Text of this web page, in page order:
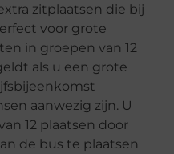
zitplaatsen die bij
voor grote
in groepen van 12
als u een grote
aanwezig zijn. U
12 plaatsen door
de bus te plaatsen